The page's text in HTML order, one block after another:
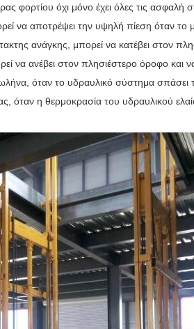
φορτίου όχι μόνο έχει όλες τις
να αποτρέψει την υψηλή πίεση όταν το
ανάγκης, μπορεί να κατέβει στον
να ανέβει στον πλησιέστερο όροφο και
όταν το υδραυλικό σύστημα σπάσει
όταν η θερμοκρασία του υδραυλικού